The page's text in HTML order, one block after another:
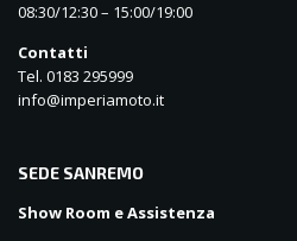
08:30/12:30 – 15:00/19:00
Contatti
Tel. 0183 295999
info@imperiamoto.it
SEDE SANREMO
Show Room e Assistenza